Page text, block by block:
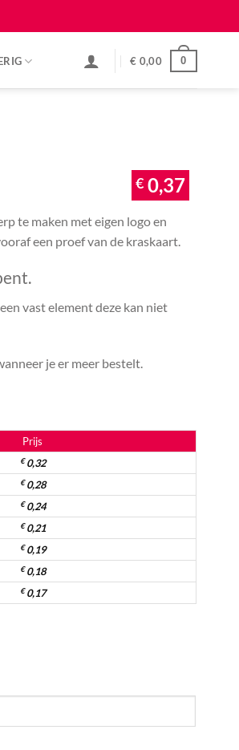
€ 0,00 0
€0,37
te maken met eigen logo en
een proef van de kraskaart.
vast element deze kan niet
je er meer bestelt.
Prijs
€0,32
€0,28
€0,24
€0,21
€0,19
€0,18
€0,17